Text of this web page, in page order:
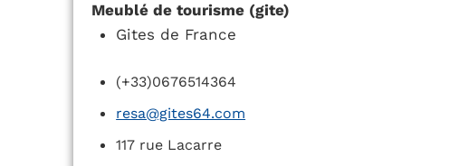
Meublé de tourisme (gite)
Gites de France
(+33)0676514364
resa@gites64.com
117 rue Lacarre